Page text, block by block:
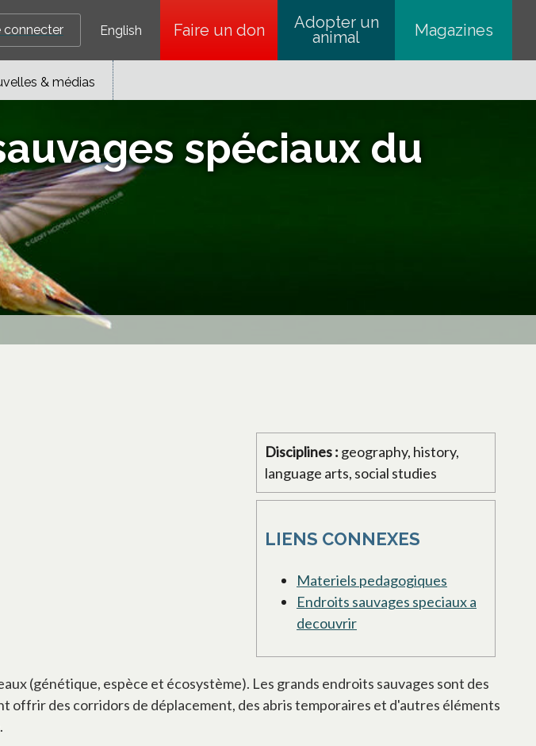
connecter English Faire un dons’ouvre dans un nouvel onglet
Adopter un
animal Magazines
& médias
spéciaux du
Disciplines : geography, history,
language arts, social studies
LIENS CONNEXES
Materiels pedagogiques
Endroits sauvages speciaux a
decouvrir
(génétique, espèce et écosystème). Les grands endroits sauvages sont des
offrir des corridors de déplacement, des abris temporaires et d'autres éléments